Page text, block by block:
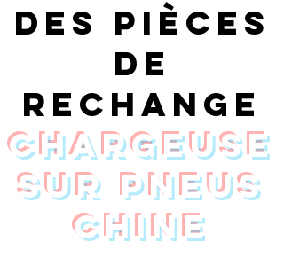
Des pièces
de
rechange
chargeuse
sur pneus
Chine